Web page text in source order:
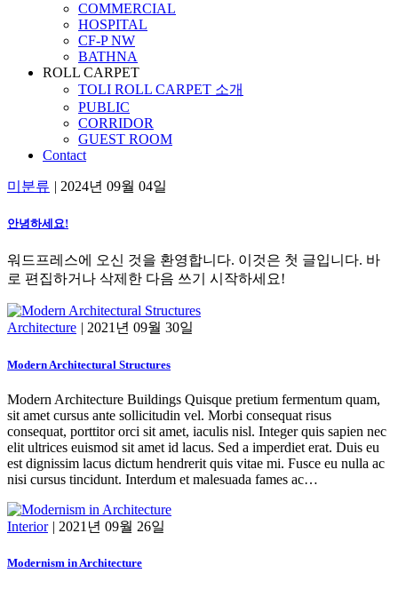
COMMERCIAL
HOSPITAL
CF-P NW
BATHNA
ROLL CARPET
TOLI ROLL CARPET 소개
PUBLIC
CORRIDOR
GUEST ROOM
Contact
미분류 | 2024년 09월 04일
안녕하세요!
워드프레스에 오신 것을 환영합니다. 이것은 첫 글입니다. 바
로 편집하거나 삭제한 다음 쓰기 시작하세요!
Architecture | 2021년 09월 30일
Modern Architectural Structures
Modern Architecture Buildings Quisque pretium fermentum quam,
sit amet cursus ante sollicitudin vel. Morbi consequat risus
consequat, porttitor orci sit amet, iaculis nisl. Integer quis sapien nec
elit ultrices euismod sit amet id lacus. Sed a imperdiet erat. Duis eu
est dignissim lacus dictum hendrerit quis vitae mi. Fusce eu nulla ac
nisi cursus tincidunt. Interdum et malesuada fames ac…
Interior | 2021년 09월 26일
Modernism in Architecture